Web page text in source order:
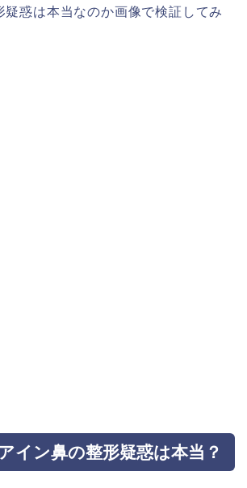
疑惑は本当なのか画像で検証してみ
イン鼻の整形疑惑は本当？